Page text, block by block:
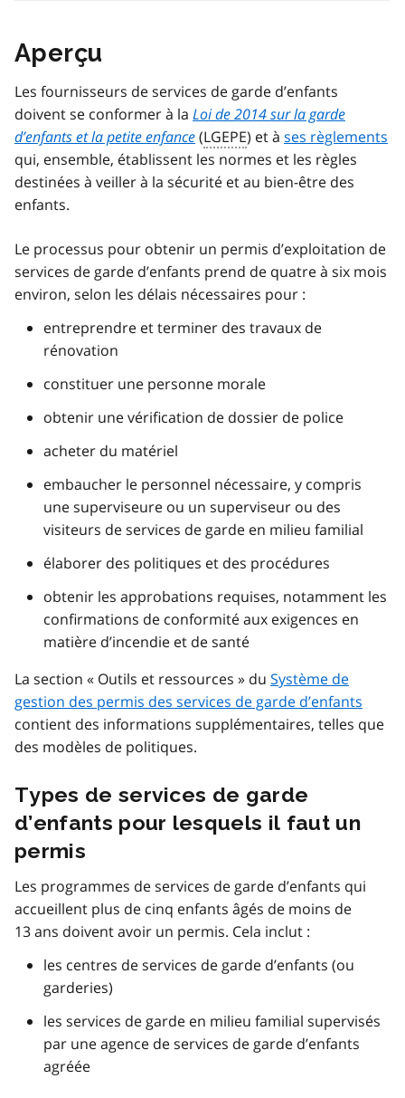
Aperçu
Les fournisseurs de services de garde d’enfants
doivent se conformer à la Loi de 2014 sur la garde
d’enfants et la petite enfance(LGEPE) et à ses règlements
qui, ensemble, établissent les normes et les règles
destinées à veiller à la sécurité et au bien-être des
enfants.
Le processus pour obtenir un permis d’exploitation de
services de garde d’enfants prend de quatre à six mois
environ, selon les délais nécessaires pour :
entreprendre et terminer des travaux de
rénovation
constituer une personne morale
obtenir une vérification de dossier de police
acheter du matériel
embaucher le personnel nécessaire, y compris
une superviseure ou un superviseur ou des
visiteurs de services de garde en milieu familial
élaborer des politiques et des procédures
obtenir les approbations requises, notamment les
confirmations de conformité aux exigences en
matière d’incendie et de santé
La section « Outils et ressources » du Système de
gestion des permis des services de garde d’enfants
contient des informations supplémentaires, telles que
des modèles de politiques.
Types de services de garde
d’enfants pour lesquels il faut un
permis
Les programmes de services de garde d’enfants qui
accueillent plus de cinq enfants âgés de moins de
13 ans doivent avoir un permis. Cela inclut :
les centres de services de garde d’enfants (ou
garderies)
les services de garde en milieu familial supervisés
par une agence de services de garde d’enfants
agréée